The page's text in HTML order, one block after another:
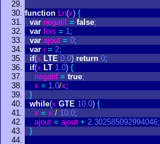
function Ln(x) {
var negatif = false;
var fois = 1;
var ajout = 0;
var i = 2;
if(x LTE 0.0) return 0;
if(x LT 1.0) {
negatif = true;
x = 1.0/x;
}
while(x GTE 10.0) {
x = x / 10.0;
ajout = ajout + 2.302585092994046;
}